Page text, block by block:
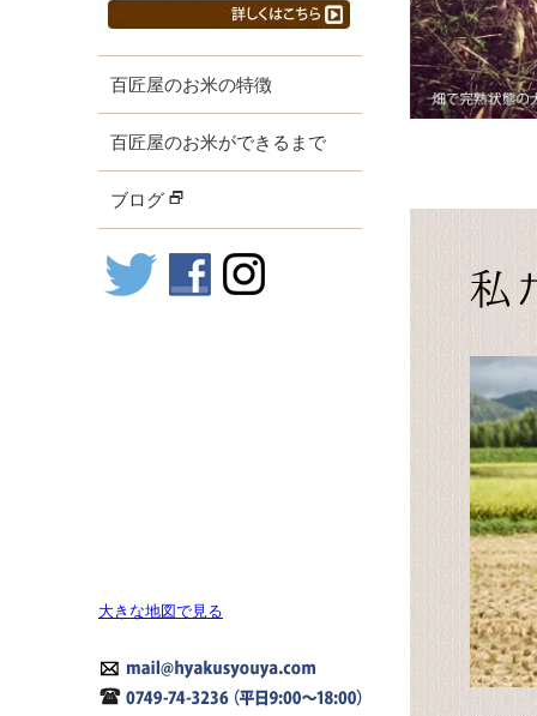
百匠屋のお米の特徴
百匠屋のお米ができるまで
ブログ
大きな地図で見る